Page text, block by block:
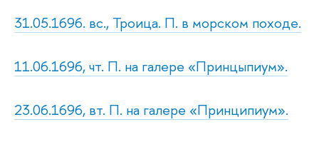
31.05.1696. вс., Троица. П. в морском походе.
11.06.1696, чт. П. на галере «Принцыпиум».
23.06.1696, вт. П. на галере «Принципиум».